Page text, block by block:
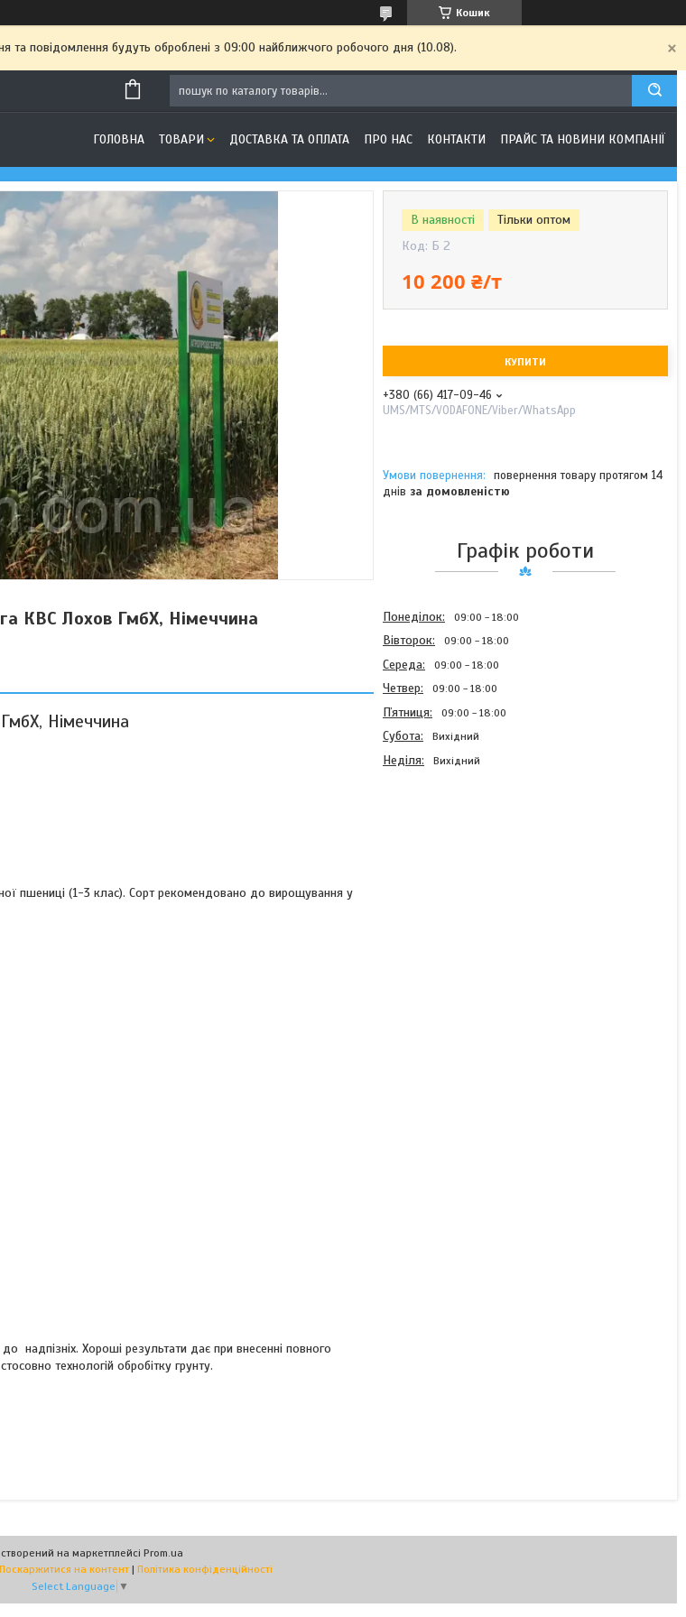
Кошик
та повідомлення будуть оброблені з 09:00 найближчого робочого дня (10.08).
ГОЛОВНА ТОВАРИ ДОСТАВКА ТА ОПЛАТА ПРО НАС КОНТАКТИ ПРАЙС ТА НОВИНИ КОМПАНІЇ
КВС Лохов ГмбХ, Німеччина
Німеччина
пшениці (1-3 клас). Сорт рекомендовано до вирощування у
надпізніх. Хороші результати дає при внесенні повного
технологій обробітку грунту.
В наявності
Тільки оптом
Код: Б 2
10 200 ₴/т
КУПИТИ
+380 (66) 417-09-46
UMS/MTS/VODAFONE/Viber/WhatsApp
повернення товару протягом 14
днів за домовленістю
Графік роботи
Понеділок 09:00 18:00
Вівторок 09:00 18:00
Середа 09:00 18:00
Четвер 09:00 18:00
Пʼятниця 09:00 18:00
Субота Вихідний
Неділя Вихідний
на маркетплейсі Prom.ua
Поскаржитися на контент | Політика конфіденційності
Select Language ▼